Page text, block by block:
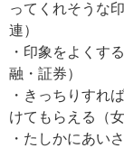
ってくれそうな
連）
・印象をよくす
融・証券）
・きっちりすれ
けてもらえる（
・たしかにあい